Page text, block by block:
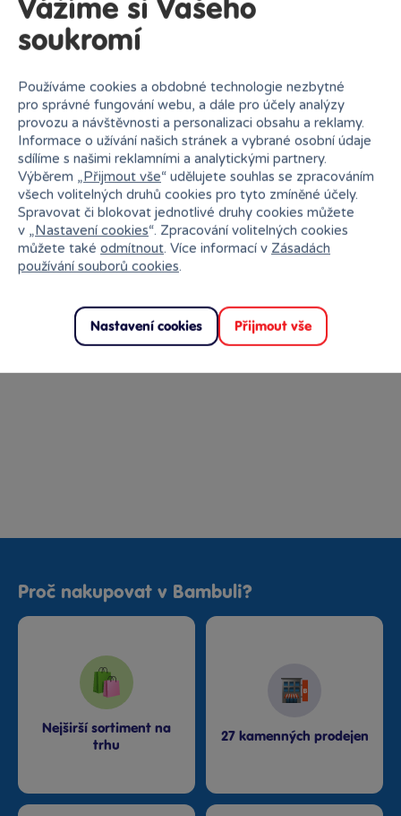
Zásilkovna nelze doručit
PPL nelze doručit
GEIS nelze doručit
Ihned k odběru na pobočce
Proč nakupovat v Bambuli?
Nejširší sortiment na
trhu
27 kamenných prodejen
Vážíme si Vašeho
soukromí
Používáme cookies a obdobné technologie nezbytné
pro správné fungování webu, a dále pro účely analýzy
provozu a návštěvnosti a personalizaci obsahu a reklamy.
Informace o užívání našich stránek a vybrané osobní údaje
sdílíme s našimi reklamními a analytickými partnery.
Výběrem „Přijmout vše“ udělujete souhlas se zpracováním
všech volitelných druhů cookies pro tyto zmíněné účely.
Spravovat či blokovat jednotlivé druhy cookies můžete
v „Nastavení cookies“. Zpracování volitelných cookies
můžete také odmítnout. Více informací v Zásadách
používání souborů cookies.
Nastavení cookies Přijmout vše